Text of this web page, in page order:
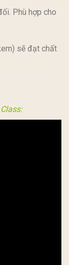
Phù hợp cho
sẽ đạt chất